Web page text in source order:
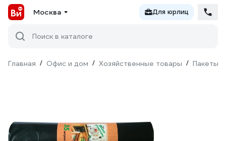
Москва Для юрлиц
Поиск в каталоге
Главная / Офис и дом / Хозяйственные товары / Пакеты